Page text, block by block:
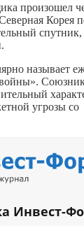
произошел
Корея
называет
угрозы со
Инвест-